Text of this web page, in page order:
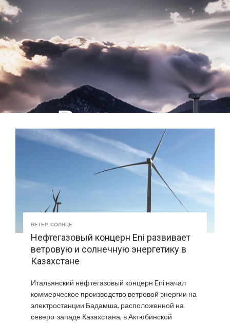
Ветер
ВЕТЕР СОЛНЦЕ
Нефтегазовый концерн Eni развивает
ветровую и солнечную энергетику в
Казахстане
Итальянский нефтегазовый концерн Eni начал
коммерческое производство ветровой энергии на
электростанции Бадамша, расположенной на
северо-западе Казахстана, в Актюбинской